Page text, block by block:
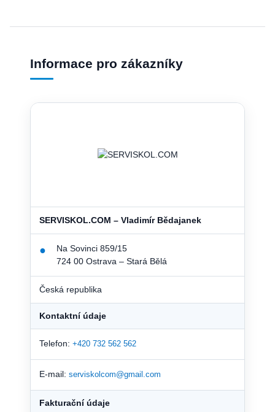
Informace pro zákazníky
SERVISKOL.COM – Vladimír Bědajanek
●
Na Sovinci 859/15
724 00 Ostrava – Stará Bělá
Česká republika
Kontaktní údaje
Telefon: +420 732 562 562
E-mail: serviskolcom@gmail.com
Fakturační údaje